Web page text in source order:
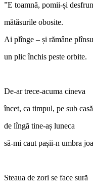
”E toamnă, pomii-și
mătăsurile obosite.
Ai plînge – și rămâne
un plic închis peste orbite.
De-ar trece-acuma cineva
încet, ca timpul, pe sub
de lîngă tine-aș luneca
să-mi caut pașii-n umbra
Steaua de zori se face sură